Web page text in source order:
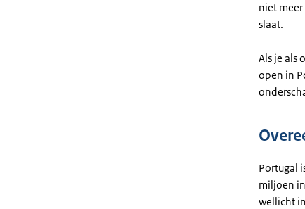
niet
slaat.
Als je als
open in
Portugal
miljoen
wellicht